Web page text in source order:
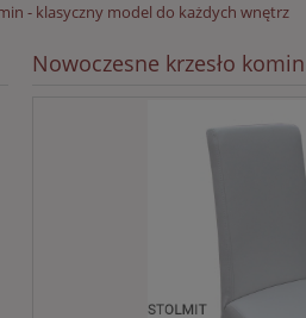
- klasyczny model do każdych wnętrz
Nowoczesne krzesło